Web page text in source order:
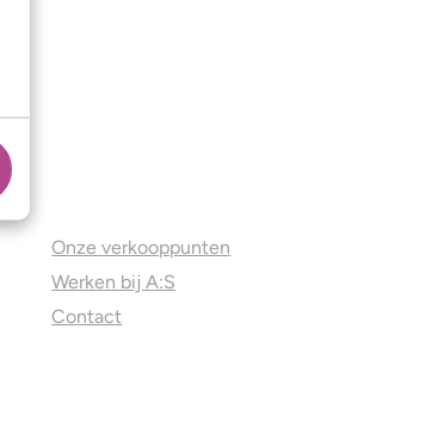
Onze verkooppunten
Werken bij A:S
Contact